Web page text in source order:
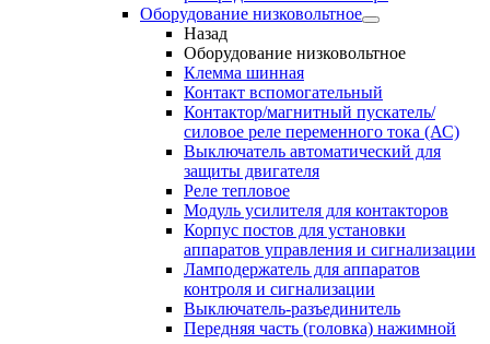
Оборудование низковольтное
Назад
Оборудование низковольтное
Клемма шинная
Контакт вспомогательный
Контактор/магнитный пускатель/
силовое реле переменного тока (АС)
Выключатель автоматический для
защиты двигателя
Реле тепловое
Модуль усилителя для контакторов
Корпус постов для установки
аппаратов управления и сигнализации
Ламподержатель для аппаратов
контроля и сигнализации
Выключатель-разъединитель
Передняя часть (головка) нажимной